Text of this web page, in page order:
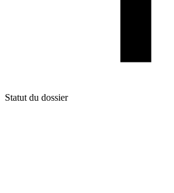
Statut du dossier